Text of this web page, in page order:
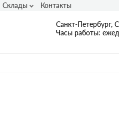
Санкт-Петербург,
Часы работы:
Склады Контакты